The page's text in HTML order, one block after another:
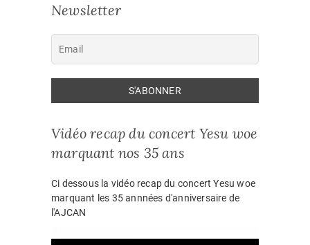
Newsletter
Vidéo recap du concert Yesu woe
marquant nos 35 ans
Ci dessous la vidéo recap du concert Yesu woe
marquant les 35 annnées d'anniversaire de
l'AJCAN